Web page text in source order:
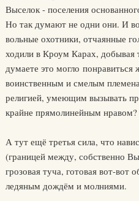
Выселок - поселения
Но так думают не одни они. И
вольные охотники, отчаянные
ходили в Кроум Карах,
думаете это могло
воинственным и смелым
религией, умеющим вызывать
крайне прямолинейным нравом?
А тут ещё третья сила, что
(границей между, собственно
грозовая туча, готовая вот-вот
ледяным дождём и молниями.